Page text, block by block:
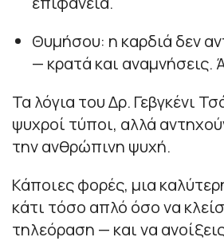
Θυμήσου: η καρδιά δεν
— κρατά και αναμνήσεις.
Τα λόγια του Δρ. Γεβγκένι
ψυχροί τύποι, αλλά
την ανθρώπινη ψυχή.
Κάποιες φορές, μια
κάτι τόσο απλό όσο να
τηλεόραση — και να